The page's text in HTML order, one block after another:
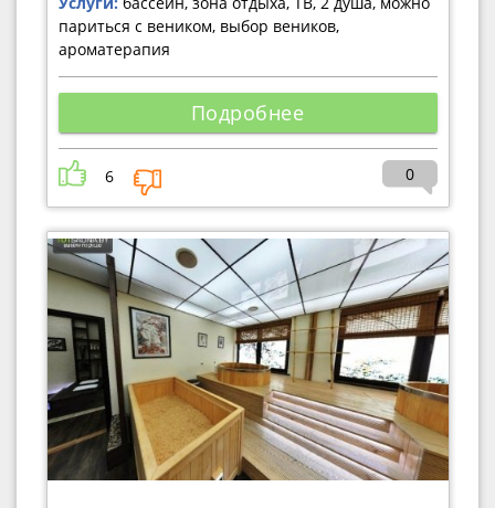
париться с веником, выбор веников,
ароматерапия
Подробнее
6 0